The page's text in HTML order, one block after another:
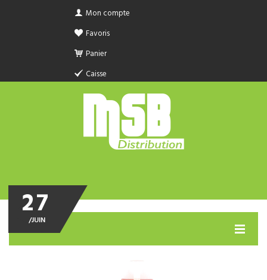
Mon compte
Favoris
Panier
Caisse
MENU
27
/JUIN